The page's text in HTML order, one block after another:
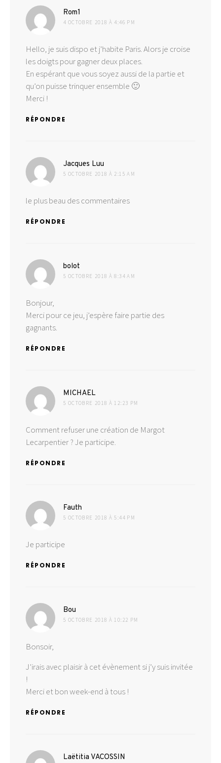
Rom1
4 OCTOBRE 2018 À 4:46 PM
Hello, je suis dispo et j’habite Paris. Alors je croise
les doigts pour gagner deux places.
En espérant que vous soyez aussi de la partie et
qu’on puisse trinquer ensemble 🙂
Merci !
RÉPONDRE
Jacques Luu
5 OCTOBRE 2018 À 2:15 AM
le plus beau des commentaires
RÉPONDRE
bolot
5 OCTOBRE 2018 À 8:34 AM
Bonjour,
Merci pour ce jeu, j’espère faire partie des
gagnants.
RÉPONDRE
MICHAEL
5 OCTOBRE 2018 À 12:23 PM
Comment refuser une création de Margot
Lecarpentier ? Je participe.
RÉPONDRE
Fauth
5 OCTOBRE 2018 À 5:44 PM
Je participe
RÉPONDRE
Bou
5 OCTOBRE 2018 À 10:22 PM
Bonsoir,
J’irais avec plaisir à cet évènement si j’y suis invitée
!
Merci et bon week-end à tous !
RÉPONDRE
Laëtitia VACOSSIN